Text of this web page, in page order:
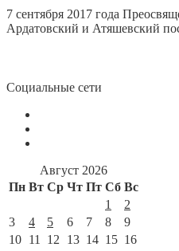
7 сентября 2017 года
Ардатовский и Атяшевский
Социальные сети
Август 2026
Пн Вт Ср Чт Пт Сб Вс
1
2
3
4 5 6 7 8
9
10 11 12 13 14 15 16